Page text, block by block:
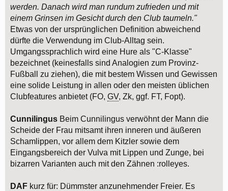
werden. Danach wird man rundum zufrieden und mit
einem Grinsen im Gesicht durch den Club taumeln."
Etwas von der ursprünglichen Definition abweichend
dürfte die Verwendung im Club-Alltag sein.
Umgangssprachlich wird eine Hure als "C-Klasse"
bezeichnet (keinesfalls sind Analogien zum Provinz-
Fußball zu ziehen), die mit bestem Wissen und Gewissen
eine solide Leistung in allen oder den meisten üblichen
Clubfeatures anbietet (FO, GV, Zk, ggf. FT, Fopt).
Cunnilingus Beim Cunnilingus verwöhnt der Mann die
Scheide der Frau mitsamt ihren inneren und äußeren
Schamlippen, vor allem dem Kitzler sowie dem
Eingangsbereich der Vulva mit Lippen und Zunge, bei
bizarren Varianten auch mit den Zähnen :rolleyes.
DAF kurz für: Dümmster anzunehmender Freier. Es